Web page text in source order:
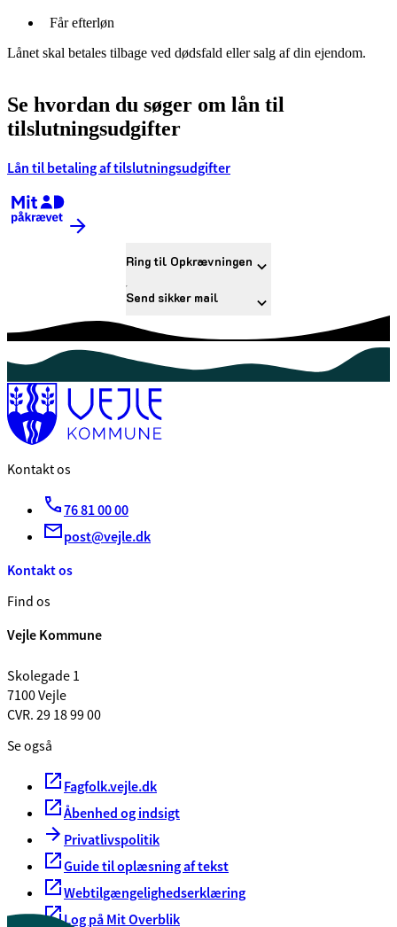
Får efterløn
Lånet skal betales tilbage ved dødsfald eller salg af din ejendom.
Se hvordan du søger om lån til
tilslutningsudgifter
Lån til betaling af tilslutningsudgifter
Kræver MitID
Ring til Opkrævningen
Send sikker mail
Kontakt os
76 81 00 00
post@vejle.dk
Kontakt os
Find os
Vejle Kommune
Skolegade 1
7100 Vejle
CVR. 29 18 99 00
Se også
Fagfolk.vejle.dk
Åbenhed og indsigt
Privatlivspolitik
Guide til oplæsning af tekst
Webtilgængelighedserklæring
Log på Mit Overblik